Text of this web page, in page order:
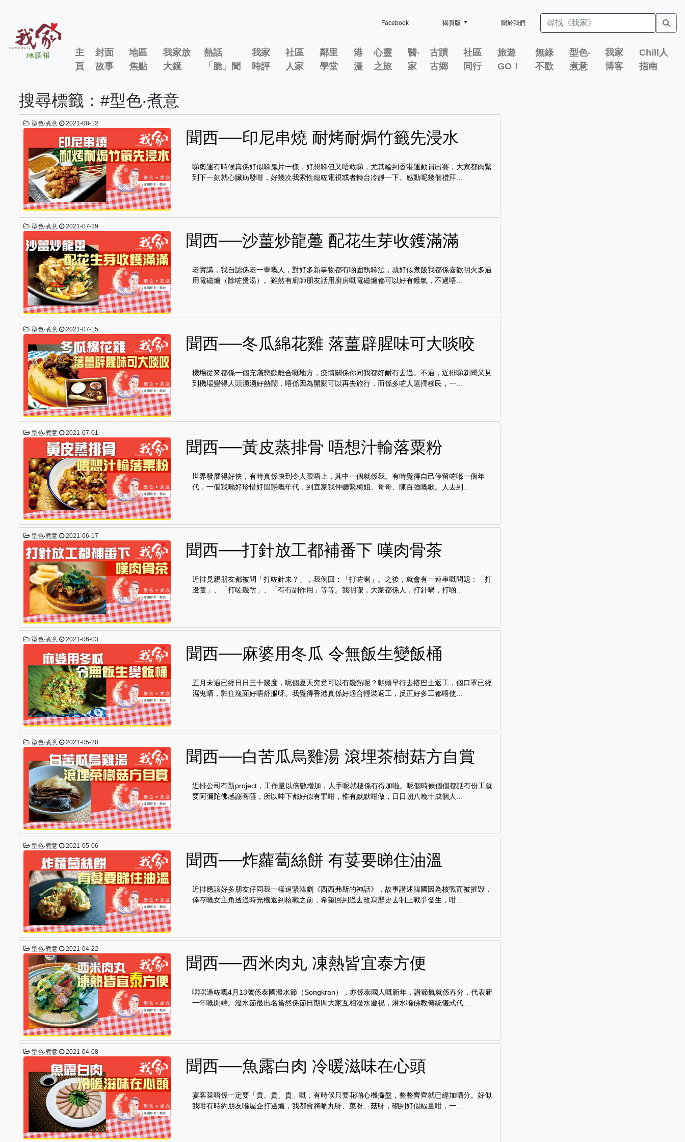
Facebook 揭頁版 關於我們
主
頁
封面
故事
地區
焦點
我家放
大鏡
熱話
「脆」聞
我家
時評
社區
人家
鄰里
學堂
港
漫
心靈
之旅
醫‧
家
古蹟
古鄉
社區
同行
旅遊
GO！
無綠
不歡
型色‧
煮意
我家
博客
Chill人
指南
搜尋標籤：#型色‧煮意
型色‧煮意 2021-08-12
聞西──印尼串燒 耐烤耐焗竹籤先浸水
睇奧運有時候真係好似睇鬼片一樣，好想睇但又唔敢睇，尤其輪到香港運動員出賽，大家都肉緊
到下一刻就心臟病發咁，好幾次我索性熄咗電視或者轉台冷靜一下。感動呢幾個禮拜...
型色‧煮意 2021-07-29
聞西──沙薑炒龍躉 配花生芽收鑊滿滿
老實講，我自認係老一輩嘅人，對好多新事物都有啲固執睇法，就好似煮飯我都係喜歡明火多過
用電磁爐（除咗煲湯）。雖然有廚師朋友話用廚房嘅電磁爐都可以好有鑊氣，不過唔...
型色‧煮意 2021-07-15
聞西──冬瓜綿花雞 落薑辟腥味可大啖咬
機場從來都係一個充滿悲歡離合嘅地方，疫情關係你同我都好耐冇去過。不過，近排睇新聞又見
到機場變得人頭湧湧好熱鬧，唔係因為開關可以再去旅行，而係多咗人選擇移民，一...
型色‧煮意 2021-07-01
聞西──黃皮蒸排骨 唔想汁輸落粟粉
世界發展得好快，有時真係快到令人跟唔上，其中一個就係我。有時覺得自己停留咗喺一個年
代，一個我哋好珍惜好留戀嘅年代，到宜家我仲聽緊梅姐、哥哥、陳百強嘅歌。人去到...
型色‧煮意 2021-06-17
聞西──打針放工都補番下 嘆肉骨茶
近排見親朋友都被問「打咗針未？」，我例回：「打咗喇」。之後，就會有一連串嘅問題：「打
邊隻」、「打咗幾耐」、「有冇副作用」等等。我明㗎，大家都係人，打針喎，打啲...
型色‧煮意 2021-06-03
聞西──麻婆用冬瓜 令無飯生變飯桶
五月未過已經日日三十幾度，呢個夏天究竟可以有幾熱呢？朝頭早行去搭巴士返工，個口罩已經
濕鬼晒，黏住塊面好唔舒服呀。我覺得香港真係好適合輕裝返工，反正好多工都唔使...
型色‧煮意 2021-05-20
聞西──白苦瓜烏雞湯 滾埋茶樹菇方自賞
近排公司有新project，工作量以倍數增加，人手呢就梗係冇得加啦。呢個時候個個都話有份工就
要阿彌陀佛感謝菩薩，所以呻下都好似有罪咁，惟有默默咁做，日日朝八晚十成個人...
型色‧煮意 2021-05-06
聞西──炸蘿蔔絲餅 有荽要睇住油溫
近排應該好多朋友仔同我一樣追緊韓劇《西西弗斯的神話》，故事講述韓國因為核戰而被摧毁，
倖存嘅女主角透過時光機返到核戰之前，希望回到過去改寫歷史去制止戰爭發生，咁...
型色‧煮意 2021-04-22
聞西──西米肉丸 凍熱皆宜泰方便
啱啱過咗嘅4月13號係泰國潑水節（Songkran），亦係泰國人嘅新年，講節氣就係春分，代表新
一年嘅開端。潑水節最出名當然係節日期間大家互相潑水慶祝，淋水喺佛教傳統儀式代...
型色‧煮意 2021-04-08
聞西──魚露白肉 冷暖滋味在心頭
宴客菜唔係一定要「貴、貴、貴」嘅，有時候只要花啲心機攞盤，整整齊齊就已經加晒分。好似
我咁有時約朋友喺屋企打邊爐，我都會將啲丸呀、菜呀、菇呀，砌到好似幅畫咁，一...